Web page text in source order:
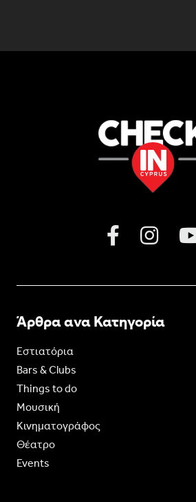
Άρθρα ανα Κατηγορία
Εστιατόρια
Bars & Clubs
Things to do
Moυσική
Κινηματογράφος
Θέατρο
Events